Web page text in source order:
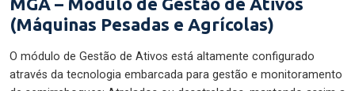
(Máquinas Pesadas e Agrícolas)
O módulo de Gestão de Ativos está altamente configurado
através da tecnologia embarcada para gestão e monitoramento